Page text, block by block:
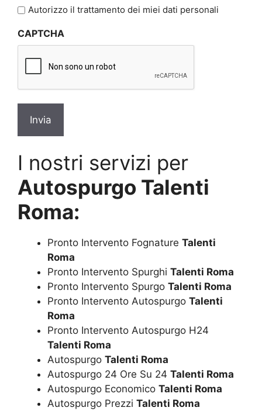
l'informativa
privacy
Autorizzo il trattamento dei miei dati personali
CAPTCHA
I nostri servizi per
Autospurgo Talenti
Roma:
Pronto Intervento Fognature Talenti
Roma
Pronto Intervento Spurghi Talenti Roma
Pronto Intervento Spurgo Talenti Roma
Pronto Intervento Autospurgo Talenti
Roma
Pronto Intervento Autospurgo H24
Talenti Roma
Autospurgo Talenti Roma
Autospurgo 24 Ore Su 24 Talenti Roma
Autospurgo Economico Talenti Roma
Autospurgo Prezzi Talenti Roma